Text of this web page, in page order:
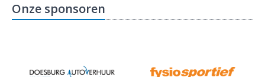
Onze sponsoren